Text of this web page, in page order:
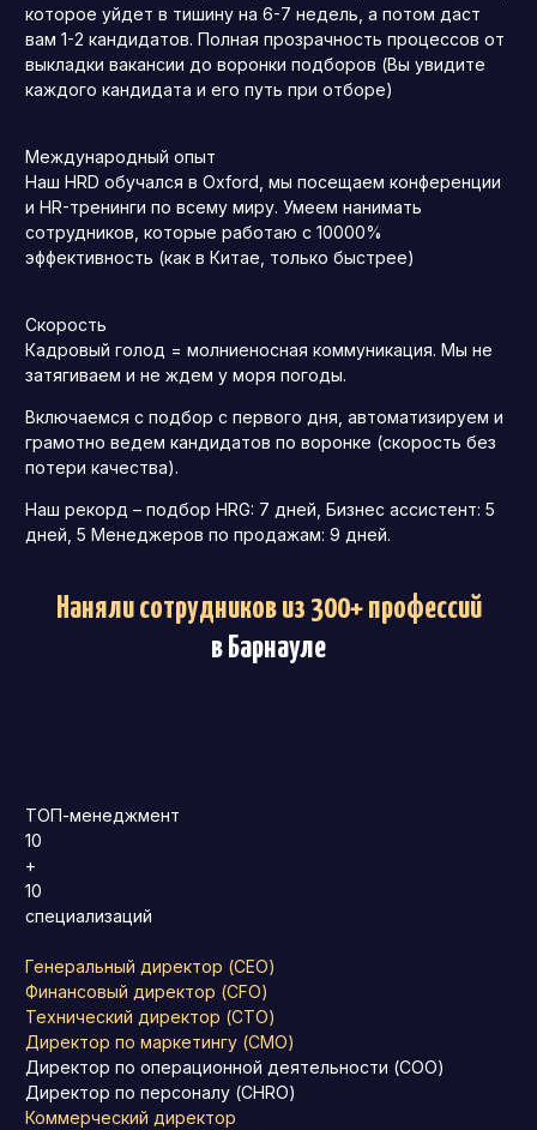
которое уйдет в тишину на 6-7 недель, а потом даст
вам 1-2 кандидатов. Полная прозрачность процессов от
выкладки вакансии до воронки подборов (Вы увидите
каждого кандидата и его путь при отборе)
Международный опыт
Наш HRD обучался в Oxford, мы посещаем конференции
и HR-тренинги по всему миру. Умеем нанимать
сотрудников, которые работаю с 10000%
эффективность (как в Китае, только быстрее)
Скорость
Кадровый голод = молниеносная коммуникация. Мы не
затягиваем и не ждем у моря погоды.
Включаемся с подбор с первого дня, автоматизируем и
грамотно ведем кандидатов по воронке (скорость без
потери качества).
Наш рекорд – подбор HRG: 7 дней, Бизнес ассистент: 5
дней, 5 Менеджеров по продажам: 9 дней.
Наняли сотрудников из 300+ профессий
в Барнауле
ТОП-менеджмент
10
+
10
специализаций
Генеральный директор (CEO)
Финансовый директор (CFO)
Технический директор (CTO)
Директор по маркетингу (CMO)
Директор по операционной деятельности (COO)
Директор по персоналу (CHRO)
Коммерческий директор